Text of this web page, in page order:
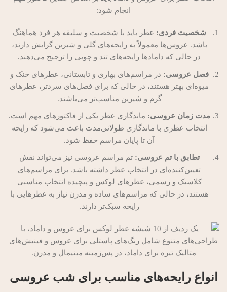
انجام شود:
شخصیت فردی: عطر باید با شخصیت و سلیقه هر فرد هماهنگ
باشد. عروس‌ها معمولاً به رایحه‌های گلی و شیرین گرایش دارند،
در حالی که دامادها رایحه‌های تند و چوبی را ترجیح می‌دهند.
فصل عروسی: در مراسم‌های بهاری و تابستانی، عطرهای خنک و
میوه‌ای بهتر هستند، در حالی که برای فصل‌های سردتر، عطرهای
گرم و شیرین مناسب‌تر می‌باشند.
مدت زمان عروسی: ماندگاری عطر یکی از فاکتورهای مهم است.
انتخاب عطری با ماندگاری طولانی‌مدت باعث می‌شود که رایحه
آن تا پایان مراسم حفظ شود.
تطابق با تم عروسی: تم مراسم عروسی نیز می‌تواند نقش
تعیین‌کننده‌ای در انتخاب عطر داشته باشد. برای مراسم‌های
کلاسیک و رسمی، عطرهای لوکس و پیچیده انتخاب مناسبی
هستند، در حالی که مراسم‌های ساده و مدرن نیاز به عطرهایی با
رایحه سبک‌تر دارند.
انواع رایحه‌های مناسب برای شب عروسی